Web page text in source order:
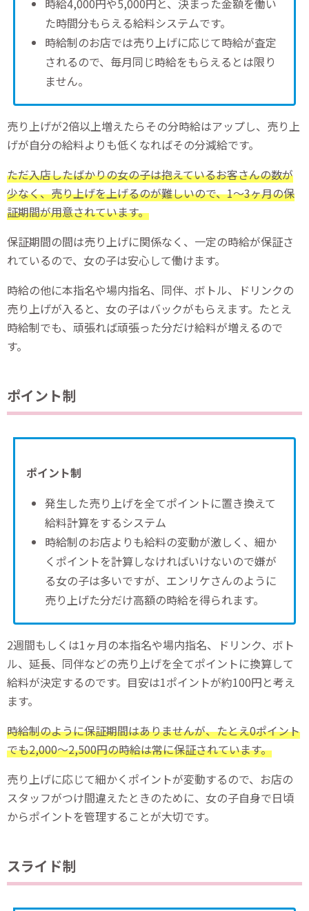
時給4,000円や5,000円と、決まった金額を働い
た時間分もらえる給料システムです。
時給制のお店では売り上げに応じて時給が査定
されるので、毎月同じ時給をもらえるとは限り
ません。
売り上げが2倍以上増えたらその分時給はアップし、売り上
げが自分の給料よりも低くなればその分減給です。
ただ入店したばかりの女の子は抱えているお客さんの数が
少なく、売り上げを上げるのが難しいので、1〜3ヶ月の保
証期間が用意されています。
保証期間の間は売り上げに関係なく、一定の時給が保証さ
れているので、女の子は安心して働けます。
時給の他に本指名や場内指名、同伴、ボトル、ドリンクの
売り上げが入ると、女の子はバックがもらえます。たとえ
時給制でも、頑張れば頑張った分だけ給料が増えるので
す。
ポイント制
ポイント制
発生した売り上げを全てポイントに置き換えて
給料計算をするシステム
時給制のお店よりも給料の変動が激しく、細か
くポイントを計算しなければいけないので嫌が
る女の子は多いですが、エンリケさんのように
売り上げた分だけ高額の時給を得られます。
2週間もしくは1ヶ月の本指名や場内指名、ドリンク、ボト
ル、延長、同伴などの売り上げを全てポイントに換算して
給料が決定するのです。目安は1ポイントが約100円と考え
ます。
時給制のように保証期間はありませんが、たとえ0ポイント
でも2,000〜2,500円の時給は常に保証されています。
売り上げに応じて細かくポイントが変動するので、お店の
スタッフがつけ間違えたときのために、女の子自身で日頃
からポイントを管理することが大切です。
スライド制